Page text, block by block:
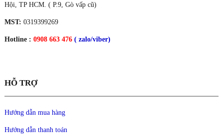
Hội, TP HCM. ( P.9, Gò vấp cũ)
MST: 0319399269
Hotline : 0908 663 476 ( zalo/viber)
HỖ TRỢ
Hướng dẫn mua hàng
Hướng dẫn thanh toán